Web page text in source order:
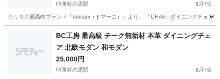
印西牧の原駅 8月7日
カリモク最高峰ブランド「domani（ドマーニ）」より、 「CHA6」ダイニングチェ
印西牧の原駅 椅子 本革
BC工房 最高級 チーク無垢材 本革 ダイニングチェ
ア 北欧モダン 和モダン
25,000円
印西牧の原駅 8月7日